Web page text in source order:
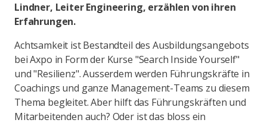
Lindner, Leiter Engineering, erzählen von ihren
Erfahrungen.
Achtsamkeit ist Bestandteil des Ausbildungsangebots
bei Axpo in Form der Kurse "Search Inside Yourself"
und "Resilienz". Ausserdem werden Führungskräfte in
Coachings und ganze Management-Teams zu diesem
Thema begleitet. Aber hilft das Führungskräften und
Mitarbeitenden auch? Oder ist das bloss ein